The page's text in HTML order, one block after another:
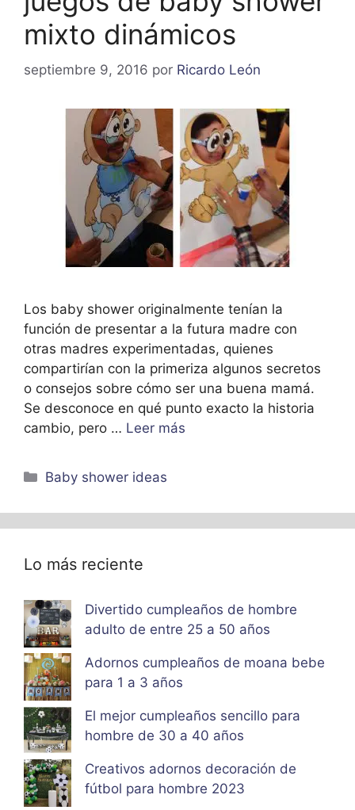
mixto dinámicos
septiembre 9, 2016 por Ricardo León
Los baby shower originalmente tenían la
función de presentar a la futura madre con
otras madres experimentadas, quienes
compartirían con la primeriza algunos secretos
o consejos sobre cómo ser una buena mamá.
Se desconoce en qué punto exacto la historia
cambio, pero … Leer más
Categorías
Baby shower ideas
Lo más reciente
Divertido cumpleaños de hombre
adulto de entre 25 a 50 años
Adornos cumpleaños de moana bebe
para 1 a 3 años
El mejor cumpleaños sencillo para
hombre de 30 a 40 años
Creativos adornos decoración de
fútbol para hombre 2023